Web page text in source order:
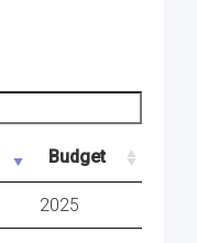
Budget
2025